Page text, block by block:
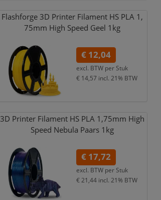
Flashforge 3D Printer Filament HS PLA 1,
75mm High Speed Geel 1kg
€ 12,04
excl. BTW per Stuk
€ 14,57 incl. 21% BTW
3D Printer Filament HS PLA 1,75mm High
Speed Nebula Paars 1kg
€ 17,72
excl. BTW per Stuk
€ 21,44 incl. 21% BTW